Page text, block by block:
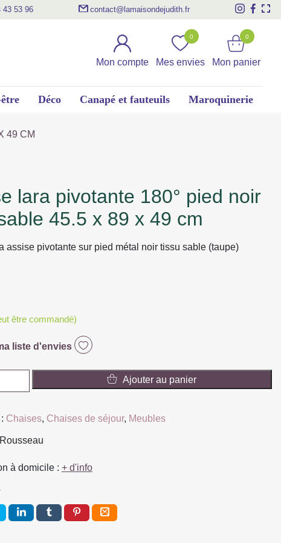
43 53 96 contact@lamaisondejudith.fr
Mon compte Mes envies
0
Mon panier
0
Déco Canapé et fauteuils Maroquinerie
49 CM
45.5 x 89 x 49 cm
assise pivotante sur pied métal noir tissu sable (taupe)
être commandé)
liste d'envies
Ajouter au panier
Chaises, Chaises de séjour, Meubles
à domicile : + d'info